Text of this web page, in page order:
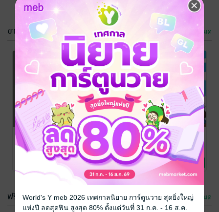
เท็จจริงและการ
พิจารณาเรื่อง
ร้องเรียน พ.ศ.
2562
พ.ศ. 2561 +
กฎหมายฉบับ
กฎหมายฉบับ
เต็ม
แนวข้อสอบ
พ.ร.บ.ระเบียบ
ข้าราชการ
พลเรือน พ.ศ.
2551 และที่
แก้ไขเพิ่มเติม
(ฉบับที่ 3) พ.ศ.
กฎหมายฉบับ
BornExam
การศึกษา/ตำรา
เรียน
No Rating
แนวข้อสอบ
กำหนด
มาตรฐานกลาง
การบริหารงาน
บุคคลส่วนท้อง
ถิ่นและที่แก้ไข
เพิ่มเติมถึง
(ฉบับที่ 21) พ.ศ.
2569 +
กฎหมายฉบับ
BornExam
การศึกษา/ตำรา
เรียน
No Rating
ขายดี ดูทั้งหมด
คู่มือแนะนำ
ตำแหน่ง วิศวกร
สุขาภิบาล สอบ
ข้าราชการท้อง
ถิ่น 2568
BornExam
การศึกษา/ตำรา
แนวข้อสอบ
ประมวล
กฎหมายยาเสพ
ติด พ.ศ. 2564 +
กฎหมายฉบับ
เต็ม
BornExam
การศึกษา/ตำรา
เรียน
No Rating
แนวข้อสอบ
พ.ร.บ.วินัยการ
เงินการคลังของ
รัฐ พ.ศ. 2561 +
กฎหมายฉบับ
BornExam
การศึกษา/ตำรา
เรียน
1 Rating
ฟรีกระจาย ดูทั้งหมด
World's Y meb 2026 เทศกาลนิยาย การ์ตูนวาย สุดยิ่งใหญ่
แห่งปี ลดสุดฟิน สูงสุด 80% ตั้งแต่วันที่ 31 ก.ค. - 16 ส.ค.